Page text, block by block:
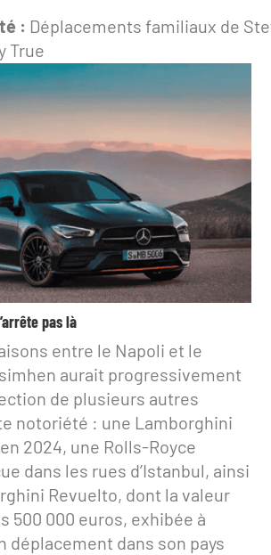
: Déplacements familiaux de
True
pas là
entre le Napoli et le
aurait progressivement
de plusieurs autres
notoriété : une Lamborghini
2024, une Rolls-Royce
dans les rues d’Istanbul, ainsi
Revuelto, dont la valeur
500 000 euros, exhibée à
déplacement dans son pays